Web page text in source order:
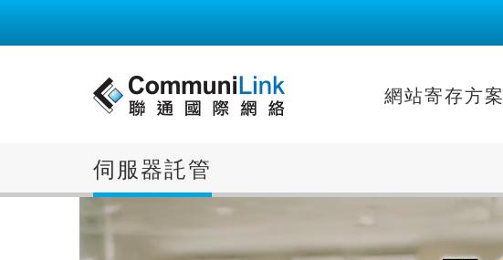
網站寄存方案
伺服器託管